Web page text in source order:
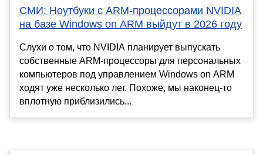
СМИ: Ноутбуки с ARM-процессорами NVIDIA
на базе Windows on ARM выйдут в 2026 году
Слухи о том, что NVIDIA планирует выпускать
собственные ARM-процессоры для персональных
компьютеров под управлением Windows on ARM
ходят уже несколько лет. Похоже, мы наконец-то
вплотную приблизились...